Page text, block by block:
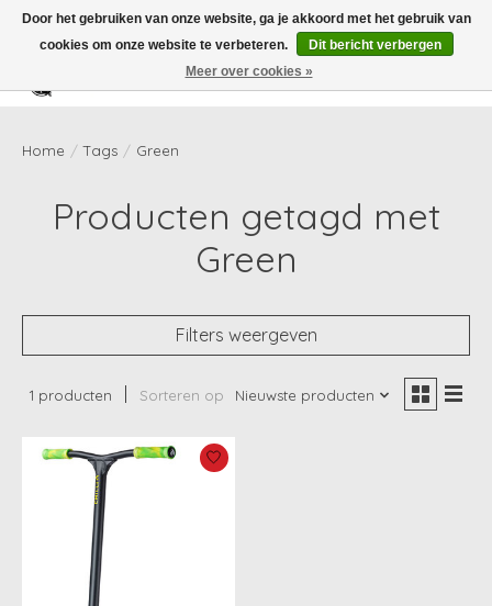
Verlanglijst
Home / Tags / Green
Producten getagd met
Green
Filters weergeven
1 producten Sorteren op Nieuwste producten
Door het gebruiken van onze website, ga je akkoord met het gebruik van
cookies om onze website te verbeteren.
Dit bericht verbergen
Meer over cookies »